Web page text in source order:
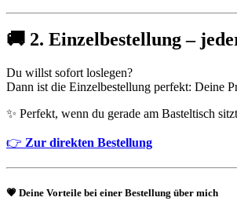
🚚 2. Einzelbestellung –
Du willst sofort loslegen?
Dann ist die Einzelbestellung perfekt: Deine
✨ Perfekt, wenn du gerade am Basteltisch
👉 Zur direkten Bestellung
💗 Deine Vorteile bei einer Bestellung über mich